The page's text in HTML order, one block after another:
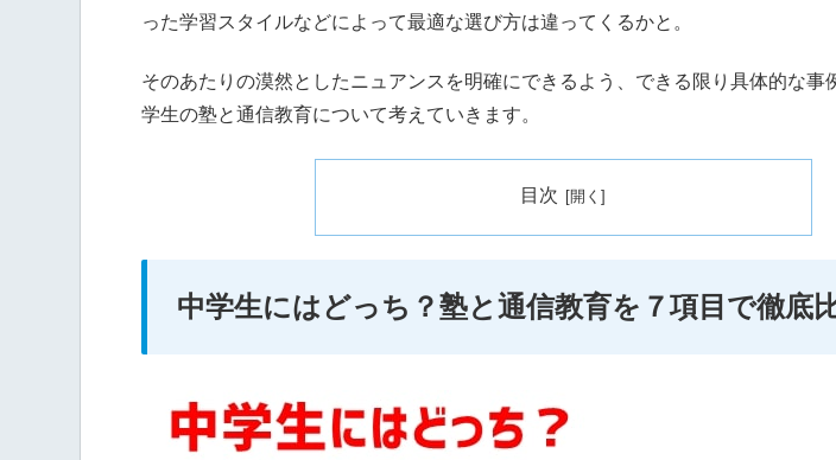
った学習スタイルなどによって最適な選び方は違ってくるかと。
そのあたりの漠然としたニュアンスを明確にできるよう、できる限り具体的な事
学生の塾と通信教育について考えていきます。
目次
中学生にはどっち？塾と通信教育を７項目で徹底